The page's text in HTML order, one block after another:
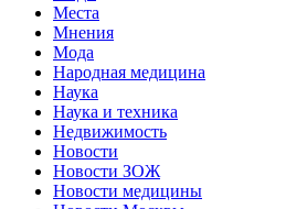
Места
Мнения
Мода
Народная медицина
Наука
Наука и техника
Недвижимость
Новости
Новости ЗОЖ
Новости медицины